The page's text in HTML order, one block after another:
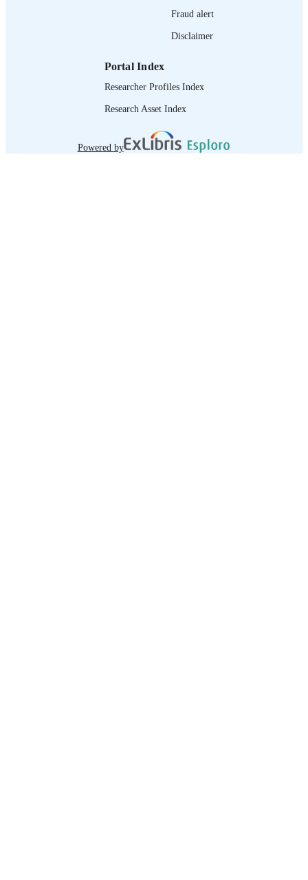
995265388402676
négociation collective -- La violence
harcèlement en tant qu’enjeux de
et santé au travail -- Le rôle de la
législation sur la violence dans le
spécifiques abordés dans les études
cas -- Campagnes syndicales
et mondiales et sensibilisation à la
Fraud alert
Disclaimer
Portal Index
Researcher Profiles Index
Research Asset Index
Powered by